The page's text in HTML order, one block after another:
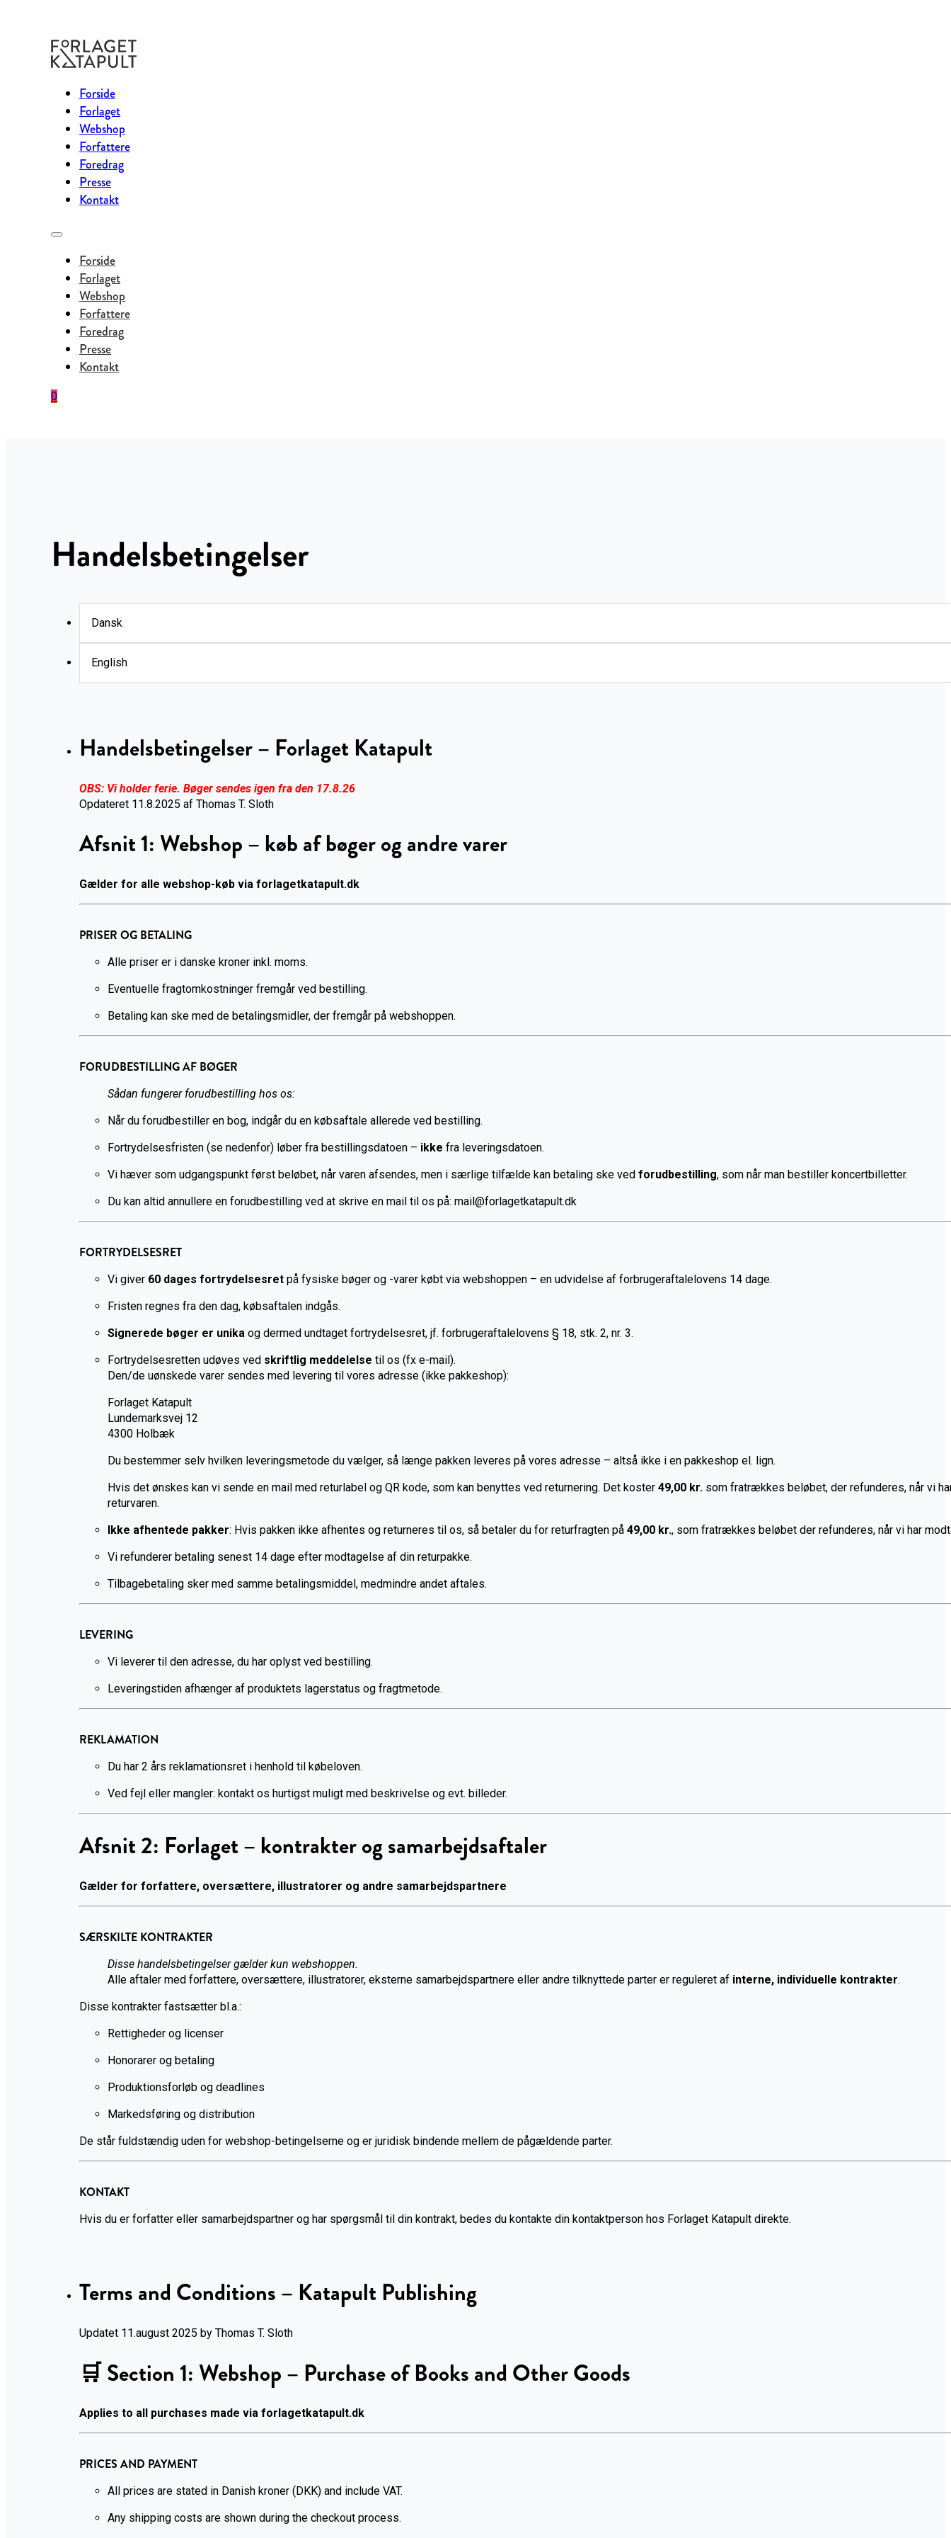
Forside
Forlaget
Webshop
Forfattere
Foredrag
Presse
Kontakt
Forside
Forlaget
Webshop
Forfattere
Foredrag
Presse
Kontakt
0
Handelsbetingelser
Dansk
English
Handelsbetingelser – Forlaget Katapult
OBS: Vi holder ferie. Bøger sendes igen fra den 17.8.26
Opdateret 11.8.2025 af Thomas T. Sloth
Afsnit 1: Webshop – køb af bøger og andre varer
Gælder for alle webshop-køb via forlagetkatapult.dk
PRISER OG BETALING
Alle priser er i danske kroner inkl. moms.
Eventuelle fragtomkostninger fremgår ved bestilling.
Betaling kan ske med de betalingsmidler, der fremgår på webshoppen.
FORUDBESTILLING AF BØGER
Sådan fungerer forudbestilling hos os:
Når du forudbestiller en bog, indgår du en købsaftale allerede ved bestilling.
Fortrydelsesfristen (se nedenfor) løber fra bestillingsdatoen – ikke fra leveringsdatoen.
Vi hæver som udgangspunkt først beløbet, når varen afsendes, men i særlige tilfælde kan betaling ske ved forudbestilling, som når man bestiller koncertbilletter.
Du kan altid annullere en forudbestilling ved at skrive en mail til os på: mail@forlagetkatapult.dk
FORTRYDELSESRET
Vi giver 60 dages fortrydelsesret på fysiske bøger og -varer købt via webshoppen – en udvidelse af forbrugeraftalelovens 14 dage.
Fristen regnes fra den dag, købsaftalen indgås.
Signerede bøger er unika og dermed undtaget fortrydelsesret, jf. forbrugeraftalelovens § 18, stk. 2, nr. 3.
Fortrydelsesretten udøves ved skriftlig meddelelse til os (fx e-mail).
Den/de uønskede varer sendes med levering til vores adresse (ikke pakkeshop):
Forlaget Katapult
Lundemarksvej 12
4300 Holbæk
Du bestemmer selv hvilken leveringsmetode du vælger, så længe pakken leveres på vores adresse – altså ikke i en pakkeshop el. lign.
Hvis det ønskes kan vi sende en mail med returlabel og QR kode, som kan benyttes ved returnering. Det koster 49,00 kr. som fratrækkes beløbet, der refunderes, når vi
returvaren.
Ikke afhentede pakker: Hvis pakken ikke afhentes og returneres til os, så betaler du for returfragten på 49,00 kr., som fratrækkes beløbet der refunderes, når vi har
Vi refunderer betaling senest 14 dage efter modtagelse af din returpakke.
Tilbagebetaling sker med samme betalingsmiddel, medmindre andet aftales.
LEVERING
Vi leverer til den adresse, du har oplyst ved bestilling.
Leveringstiden afhænger af produktets lagerstatus og fragtmetode.
REKLAMATION
Du har 2 års reklamationsret i henhold til købeloven.
Ved fejl eller mangler: kontakt os hurtigst muligt med beskrivelse og evt. billeder.
Afsnit 2: Forlaget – kontrakter og samarbejdsaftaler
Gælder for forfattere, oversættere, illustratorer og andre samarbejdspartnere
SÆRSKILTE KONTRAKTER
Disse handelsbetingelser gælder kun webshoppen.
Alle aftaler med forfattere, oversættere, illustratorer, eksterne samarbejdspartnere eller andre tilknyttede parter er reguleret af interne, individuelle kontrakter.
Disse kontrakter fastsætter bl.a.:
Rettigheder og licenser
Honorarer og betaling
Produktionsforløb og deadlines
Markedsføring og distribution
De står fuldstændig uden for webshop-betingelserne og er juridisk bindende mellem de pågældende parter.
KONTAKT
Hvis du er forfatter eller samarbejdspartner og har spørgsmål til din kontrakt, bedes du kontakte din kontaktperson hos Forlaget Katapult direkte.
Terms and Conditions – Katapult Publishing
Updatet 11.august 2025 by Thomas T. Sloth
🛒Section 1: Webshop – Purchase of Books and Other Goods
Applies to all purchases made via forlagetkatapult.dk
PRICES AND PAYMENT
All prices are stated in Danish kroner (DKK) and include VAT.
Any shipping costs are shown during the checkout process.